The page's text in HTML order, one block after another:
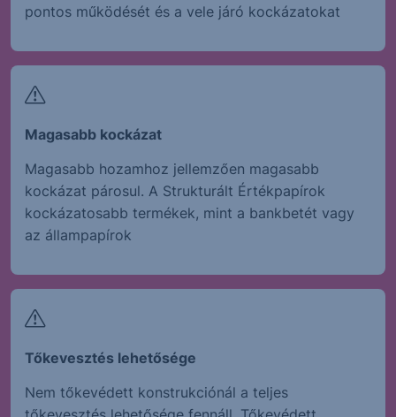
pontos működését és a vele járó kockázatokat
Magasabb kockázat
Magasabb hozamhoz jellemzően magasabb
kockázat párosul. A Strukturált Értékpapírok
kockázatosabb termékek, mint a bankbetét vagy
az állampapírok
Tőkevesztés lehetősége
Nem tőkevédett konstrukciónál a teljes